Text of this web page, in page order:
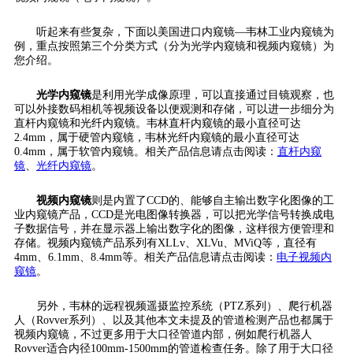
听起来有些复杂，下面以美国进口内窥镜—韦林工业内窥镜为
例，重点按照第三个分类方式（分为光学内窥镜和视频内窥镜）为
您介绍。
光学内窥镜是利用光学成像原理，可以直接通过目镜观察，也
可以外接数码相机等视频设备以便观测和存储，可以进一步细分为
直杆内窥镜和光纤内窥镜。韦林直杆内窥镜的最小直径可达
2.4mm，属于硬管内窥镜，韦林光纤内窥镜的最小直径可达
0.4mm，属于软管内窥镜。相关产品信息请点击阅读： 直杆内窥
镜、 光纤内窥镜。
视频内窥镜则是内置了CCD的、能够自主输出数字化图像的工
业内窥镜产品，CCD是光电图像转换器，可以把光学信号转换成电
子数据信号，并在显示器上输出数字化的图像，这样很方便管理和
存储。视频内窥镜产品系列有XLLv、XLVu、MViQ等，直径有
4mm、6.1mm、8.4mm等。相关产品信息请点击阅读： 电子视频内
窥镜。
另外，韦林的远程视频遥摄监控系统（PTZ系列）、爬行机器
人（Rovver系列）、以及其他本文未提及的管道检测产品也都属于
视频内窥镜，不过更多用于大口径管道内部，例如爬行机器人
Rovver适合内径100mm-1500mm的管道检查任务。除了用于大口径